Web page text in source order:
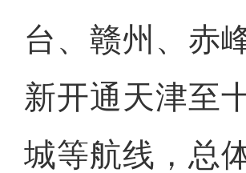
台、赣州、赤
新开通天津至
城等航线，总